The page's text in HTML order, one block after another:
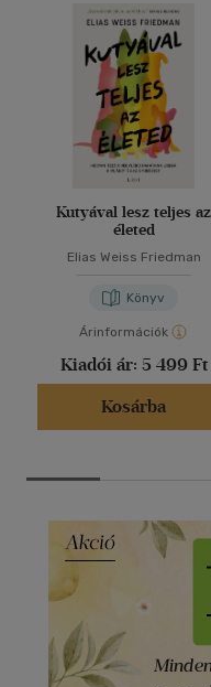
Kutyával lesz teljes az
életed
Elias Weiss Friedman
Könyv
Árinformációk
Kiadói ár: 5 499 Ft
Kosárba